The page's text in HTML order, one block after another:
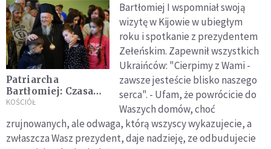
Patriarcha
Bartłomiej: Czasami
jedyną właściwą
milczenie
KOŚCIÓŁ
Bartłomiej I wspomniał swoją
wizytę w Kijowie w ubiegłym
roku i spotkanie z prezydentem
Zełeńskim. Zapewnił wszystkich
Ukraińców: "Cierpimy z Wami -
zawsze jesteście blisko naszego
serca". - Ufam, że powrócicie do
Waszych domów, choć
zrujnowanych, ale odwaga, którą wszyscy wykazujecie, a
zwłaszcza Wasz prezydent, daje nadzieję, ze odbudujecie